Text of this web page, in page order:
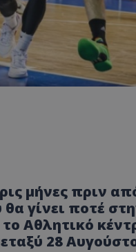
μήνες πριν
γίνει ποτέ
Αθλητικό
28